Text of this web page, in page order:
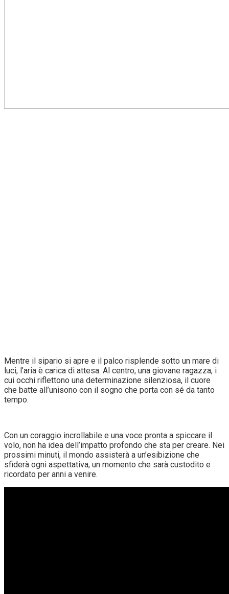
Mentre il sipario si apre e il palco risplende sotto un mare di
luci, l’aria è carica di attesa. Al centro, una giovane ragazza, i
cui occhi riflettono una determinazione silenziosa, il cuore
che batte all’unisono con il sogno che porta con sé da tanto
tempo.
Con un coraggio incrollabile e una voce pronta a spiccare il
volo, non ha idea dell’impatto profondo che sta per creare. Nei
prossimi minuti, il mondo assisterà a un’esibizione che
sfiderà ogni aspettativa, un momento che sarà custodito e
ricordato per anni a venire.